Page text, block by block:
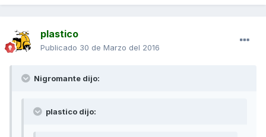
plastico
Publicado 30 de Marzo del 2016
Nigromante dijo:
plastico dijo: